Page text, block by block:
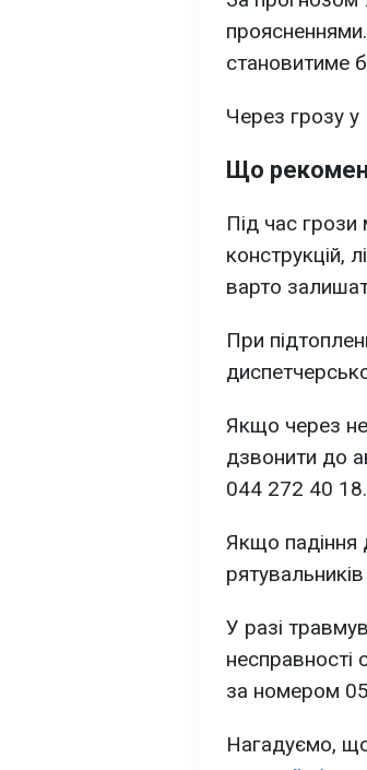
становитиме
Через грозу у
Що
Під час
конструкцій,
варто
При
Якщо через
дзвонити до
044 272 40 18.
Якщо падіння
У разі
несправності
за номером
Нагадуємо,